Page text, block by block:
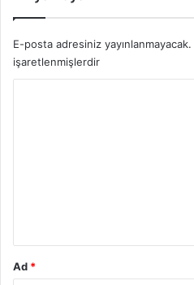
E-posta adresiniz yayınlanmayacak.
işaretlenmişlerdir
Ad *